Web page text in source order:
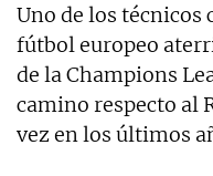
Uno de los
fútbol europeo
de la Champions
camino respecto al
vez en los últimos